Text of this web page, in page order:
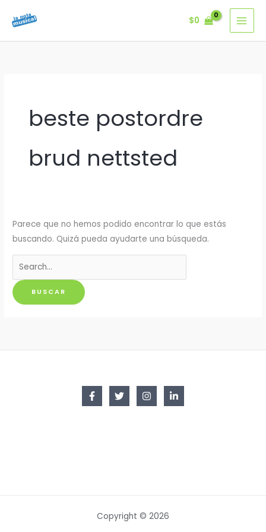
$0
beste postordre
brud nettsted
Parece que no hemos podido encontrar lo que estás
buscando. Quizá pueda ayudarte una búsqueda.
Buscar
por:
Copyright © 2026